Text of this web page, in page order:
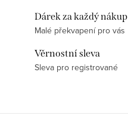
Dárek za každý nákup
Malé překvapení pro vás
Věrnostní sleva
Sleva pro registrované